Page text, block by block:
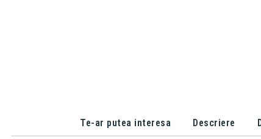
Te-ar putea interesa Descriere